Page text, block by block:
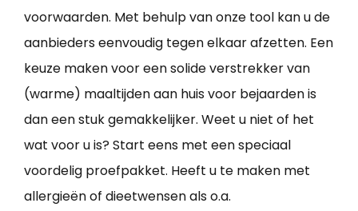
voorwaarden. Met behulp van onze tool kan u de
aanbieders eenvoudig tegen elkaar afzetten. Een
keuze maken voor een solide verstrekker van
(warme) maaltijden aan huis voor bejaarden is
dan een stuk gemakkelijker. Weet u niet of het
wat voor u is? Start eens met een speciaal
voordelig proefpakket. Heeft u te maken met
allergieën of dieetwensen als o.a.